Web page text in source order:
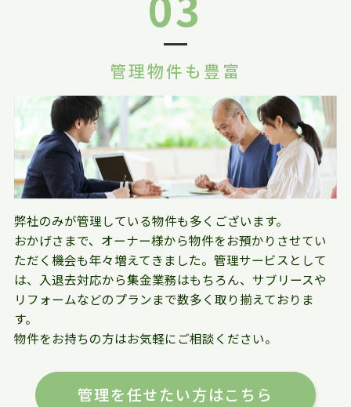
管理物件も豊富
弊社のみが管理している物件も多くございます。
おかげさまで、オーナー様から物件をお預かりさせてい
ただく機会も年々増えてきました。管理サービスとして
は、入退去対応から集金業務はもちろん、サブリースや
リフォームなどのプランまで数多く取り揃えておりま
す。
物件をお持ちの方はお気軽にご相談ください。
管理を任せたい方はこちら